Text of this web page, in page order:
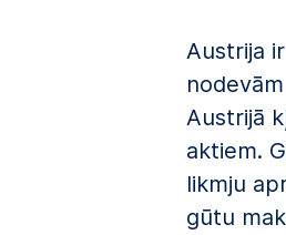
Austrija
Austrijā
aktiem.
likmju
gūtu